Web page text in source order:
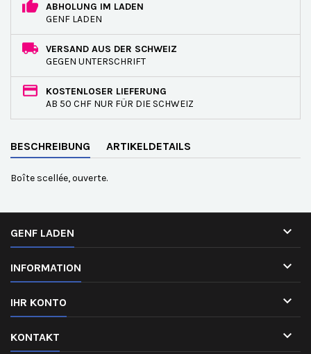
ABHOLUNG IM LADEN
GENF LADEN
VERSAND AUS DER SCHWEIZ
GEGEN UNTERSCHRIFT
KOSTENLOSER LIEFERUNG
AB 50 CHF NUR FÜR DIE SCHWEIZ
BESCHREIBUNG ARTIKELDETAILS
Boîte scellée, ouverte.
GENF LADEN 
INFORMATION 
IHR KONTO 
KONTAKT 